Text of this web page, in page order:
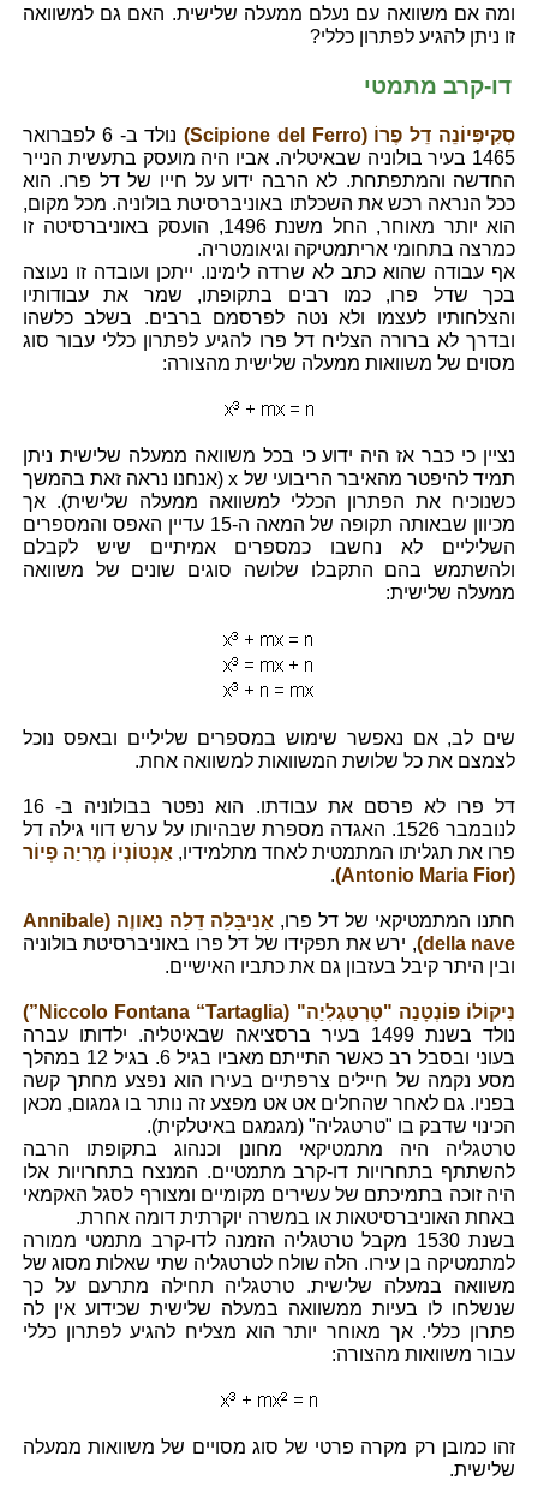
ומה אם משוואה עם נעלם ממעלה שלישית. האם גם למשוואה
זו ניתן להגיע לפתרון כללי?
דו-קרב מתמטי
סְקִיפִּיוֹנֵה דֵל פֶרוֹ (Scipione del Ferro)
נולד ב- 6 לפברואר
1465 בעיר בולוניה שבאיטליה. אביו היה מועסק בתעשית הנייר
החדשה והמתפתחת. לא הרבה ידוע על חייו של דל פרו. הוא
ככל הנראה רכש את השכלתו באוניברסיטת בולוניה. מכל מקום,
הוא יותר מאוחר, החל משנת 1496, הועסק באוניברסיטה זו
כמרצה בתחומי אריתמטיקה וגיאומטריה.
אף עבודה שהוא כתב לא שרדה לימינו. ייתכן ועובדה זו נעוצה
בכך שדל פרו, כמו רבים בתקופתו, שמר את עבודותיו
והצלחותיו לעצמו ולא נטה לפרסמם ברבים. בשלב כלשהו
ובדרך לא ברורה הצליח דל פרו להגיע לפתרון כללי עבור סוג
מסוים של משוואות ממעלה שלישית מהצורה:
נציין כי כבר אז היה ידוע כי בכל משוואה ממעלה שלישית ניתן
תמיד להיפטר מהאיבר הריבועי של x (אנחנו נראה זאת בהמשך
כשנוכיח את הפתרון הכללי למשוואה ממעלה שלישית). אך
מכיוון שבאותה תקופה של המאה ה-15 עדיין האפס והמספרים
השליליים לא נחשבו כמספרים אמיתיים שיש לקבלם
ולהשתמש בהם התקבלו שלושה סוגים שונים של משוואה
ממעלה שלישית:
שים לב, אם נאפשר שימוש במספרים שליליים ובאפס נוכל
לצמצם את כל שלושת המשוואות למשוואה אחת.
דל פרו לא פרסם את עבודתו. הוא נפטר בבולוניה ב- 16
לנובמבר 1526. האגדה מספרת שבהיותו על ערש דווי גילה דל
פרו את תגליתו המתמטית לאחד מתלמידיו, אַנְטוֹנְיוֹ מָרִיַה פְיוֹר
(Antonio Maria Fior)
.
חתנו המתמטיקאי של דל פרו,
אַנִיבָּלֵה דֵלַה נַאווֶה (Annibale
della nave) , ירש את תפקידו של דל פרו באוניברסיטת בולוניה
ובין היתר קיבל בעזבון גם את כתביו האישיים.
נִיקוֹלוֹ פוֹנְטָנַה "טָרְטַגְלִיַה" (Niccolo Fontana “Tartaglia”)
נולד בשנת 1499 בעיר ברסציאה שבאיטליה. ילדותו עברה
בעוני ובסבל רב כאשר התייתם מאביו בגיל 6. בגיל 12 במהלך
מסע נקמה של חיילים צרפתיים בעירו הוא נפצע מחתך קשה
בפניו. גם לאחר שהחלים אט אט מפצע זה נותר בו גמגום, מכאן
הכינוי שדבק בו "טרטגליה" (מגמגם באיטלקית).
טרטגליה היה מתמטיקאי מחונן וכנהוג בתקופתו הרבה
להשתתף בתחרויות דו-קרב מתמטיים. המנצח בתחרויות אלו
היה זוכה בתמיכתם של עשירים מקומיים ומצורף לסגל האקמאי
באחת האוניברסיטאות או במשרה יוקרתית דומה אחרת.
בשנת 1530 מקבל טרטגליה הזמנה לדו-קרב מתמטי ממורה
למתמטיקה בן עירו. הלה שולח לטרטגליה שתי שאלות מסוג של
משוואה במעלה שלישית. טרטגליה תחילה מתרעם על כך
שנשלחו לו בעיות ממשוואה במעלה שלישית שכידוע אין לה
פתרון כללי. אך מאוחר יותר הוא מצליח להגיע לפתרון כללי
עבור משוואות מהצורה:
זהו כמובן רק מקרה פרטי של סוג מסויים של משוואות ממעלה
שלישית.